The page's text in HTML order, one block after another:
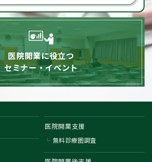
医院開業に役立つ
セミナー・イベント
医院開業支援
無料診療圏調査